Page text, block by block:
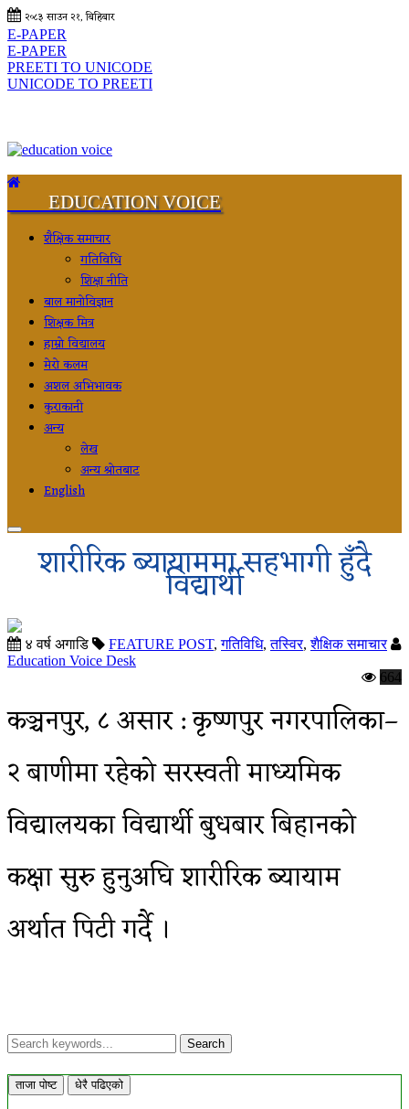
२०८३ साउन २१, बिहिबार
E-PAPER
E-PAPER
PREETI TO UNICODE
UNICODE TO PREETI
EDUCATION VOICE
शैक्षिक समाचार
गतिविधि
शिक्षा नीति
बाल मानोविज्ञान
शिक्षक मित्र
हाम्रो विद्यालय
मेरो कलम
अशल अभिभावक
कुराकानी
अन्य
लेख
अन्य श्रोतबाट
English
शारीरिक ब्यायाममा सहभागी हुँदै
विद्यार्थी
४ वर्ष अगाडि FEATURE POST,गतिविधि,तस्विर,शैक्षिक समाचार
Education Voice Desk
664
कञ्चनपुर, ८ असार : कृष्णपुर नगरपालिका–
२ बाणीमा रहेको सरस्वती माध्यमिक
विद्यालयका विद्यार्थी बुधबार बिहानको
कक्षा सुरु हुनुअघि शारीरिक ब्यायाम
अर्थात पिटी गर्दै ।
ताजा पोष्ट धेरै पढिएको